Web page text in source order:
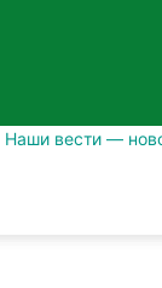
Наши вести —